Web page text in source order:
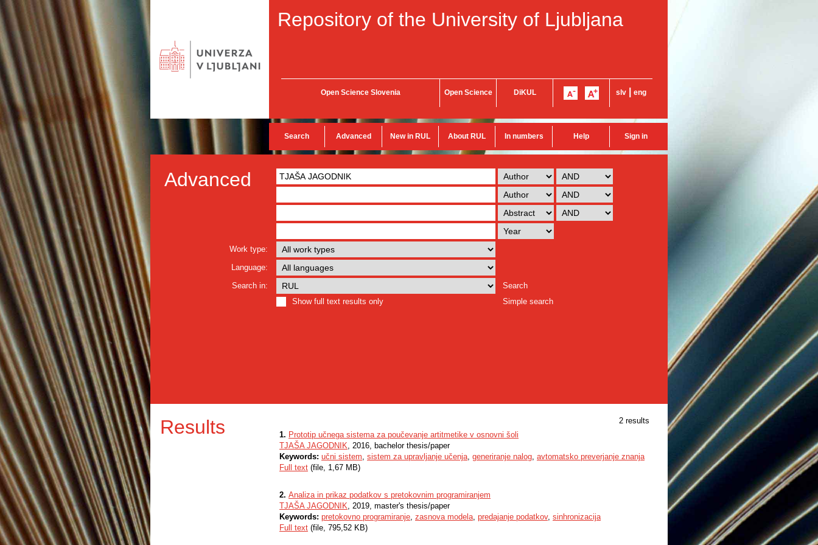
Repository of the University of Ljubljana
Open Science Slovenia Open Science DiKUL slv eng
Search Advanced New in RUL About RUL In numbers Help Sign in
Advanced
Work type:
Language:
Search in:
Search
Show full text results only
Simple search
Results
2 results
1. Prototip učnega sistema za poučevanje artitmetike v osnovni šoli
TJAŠA JAGODNIK, 2016, bachelor thesis/paper
Keywords: učni sistem, sistem za upravljanje učenja, generiranje nalog, avtomatsko preverjanje znanja
Full text (file, 1,67 MB)
2. Analiza in prikaz podatkov s pretokovnim programiranjem
TJAŠA JAGODNIK, 2019, master's thesis/paper
Keywords: pretokovno programiranje, zasnova modela, predajanje podatkov, sinhronizacija
Full text (file, 795,52 KB)